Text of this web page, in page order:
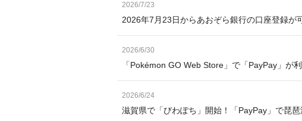
2026/7/23
2026年7月23日からあおぞら銀行の口座登録が
2026/6/30
「Pokémon GO Web Store」で「PayPay」が
2026/6/24
滋賀県で「びわぽち」開始！「PayPay」で琵